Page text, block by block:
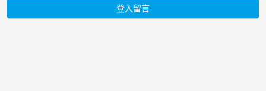
登入留言